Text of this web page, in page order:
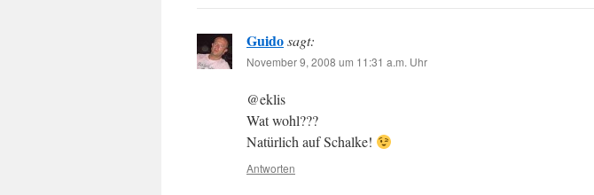
Guidosagt:
November 9, 2008 um 11:31 a.m. Uhr
@eklis
Wat wohl???
Natürlich auf Schalke!
Antworten